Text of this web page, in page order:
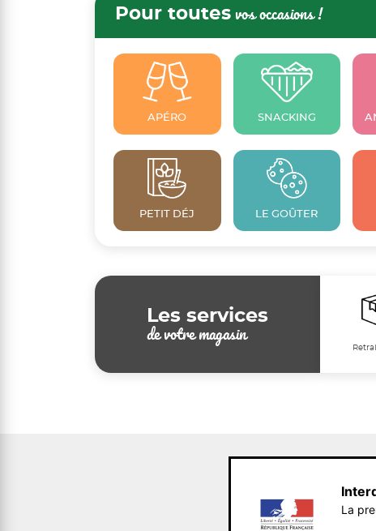
Pour toutes vos occasions !
APÉRO SNACKING
PETIT DÉJ LE GOÛTER
Les services
de votre magasin
La